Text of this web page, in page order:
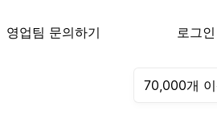
영업팀 문의하기 로그인